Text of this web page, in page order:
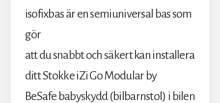
isofixbas är en semiuniversal bas som
gör
att du snabbt och säkert kan installera
ditt Stokke iZi Go Modular by
BeSafe babyskydd (bilbarnstol) i bilen